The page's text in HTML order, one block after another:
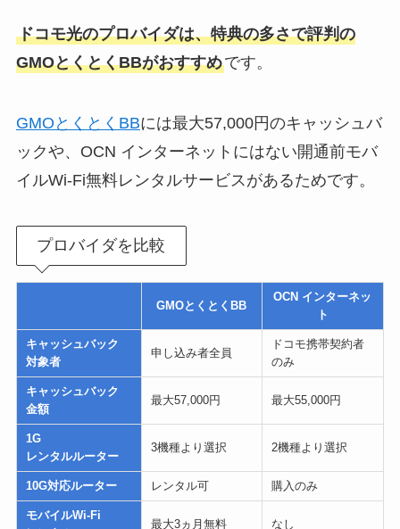
ドコモ光のプロバイダは、特典の多さで評判の
GMOとくとくBBがおすすめです。
GMOとくとくBBには最大57,000円のキャッシュバ
ックや、OCN インターネットにはない開通前モバ
イルWi-Fi無料レンタルサービスがあるためです。
プロバイダを比較
GMOとくとくBB
OCN インターネッ
ト
キャッシュバック
対象者
申し込み者全員
ドコモ携帯契約者
のみ
キャッシュバック
金額
最大57,000円 最大55,000円
1G
レンタルルーター
3機種より選択 2機種より選択
10G対応ルーター レンタル可 購入のみ
モバイルWi-Fi
最大3ヵ月無料 なし